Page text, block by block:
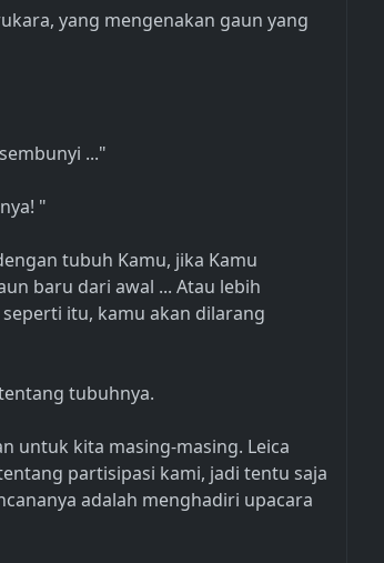
yang mengenakan gaun yang
..."
"
tubuh Kamu, jika Kamu
baru dari awal ... Atau lebih
itu, kamu akan dilarang
tubuhnya.
untuk kita masing-masing. Leica
partisipasi kami, jadi tentu saja
adalah menghadiri upacara